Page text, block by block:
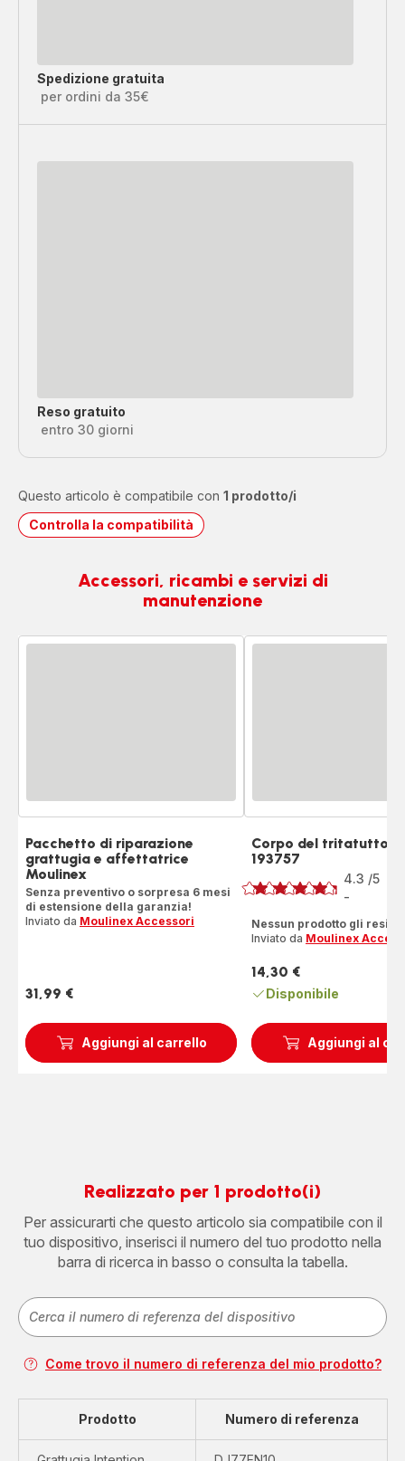
Spedizione gratuita
per ordini da 35€
Reso gratuito
entro 30 giorni
Questo articolo è compatibile con 1 prodotto/i
Controlla la compatibilità
Accessori, ricambi e servizi di
manutenzione
Aggiungi al carrello
Pacchetto di riparazione
grattugia e affettatrice
Moulinex
Senza preventivo o sorpresa 6 mesi
di estensione della garanzia!
Inviato da Moulinex Accessori
Prezzo
31,99 €
Aggiungi al
Corpo del tritatutto
193757
Voto
4.3 /5
-
Nessun prodotto gli
Inviato da Moulinex
Prezzo
14,30 €
Disponibile
Realizzato per 1 prodotto(i)
Per assicurarti che questo articolo sia compatibile con il
tuo dispositivo, inserisci il numero del tuo prodotto nella
barra di ricerca in basso o consulta la tabella.
Come trovo il numero di referenza del mio prodotto?
Prodotto Numero di referenza